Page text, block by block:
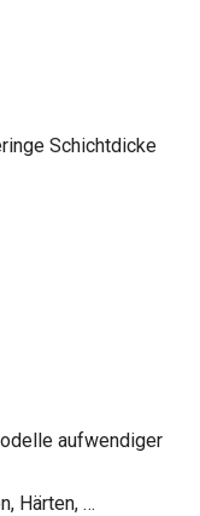
Schichtdicke
aufwendiger
Härten, …